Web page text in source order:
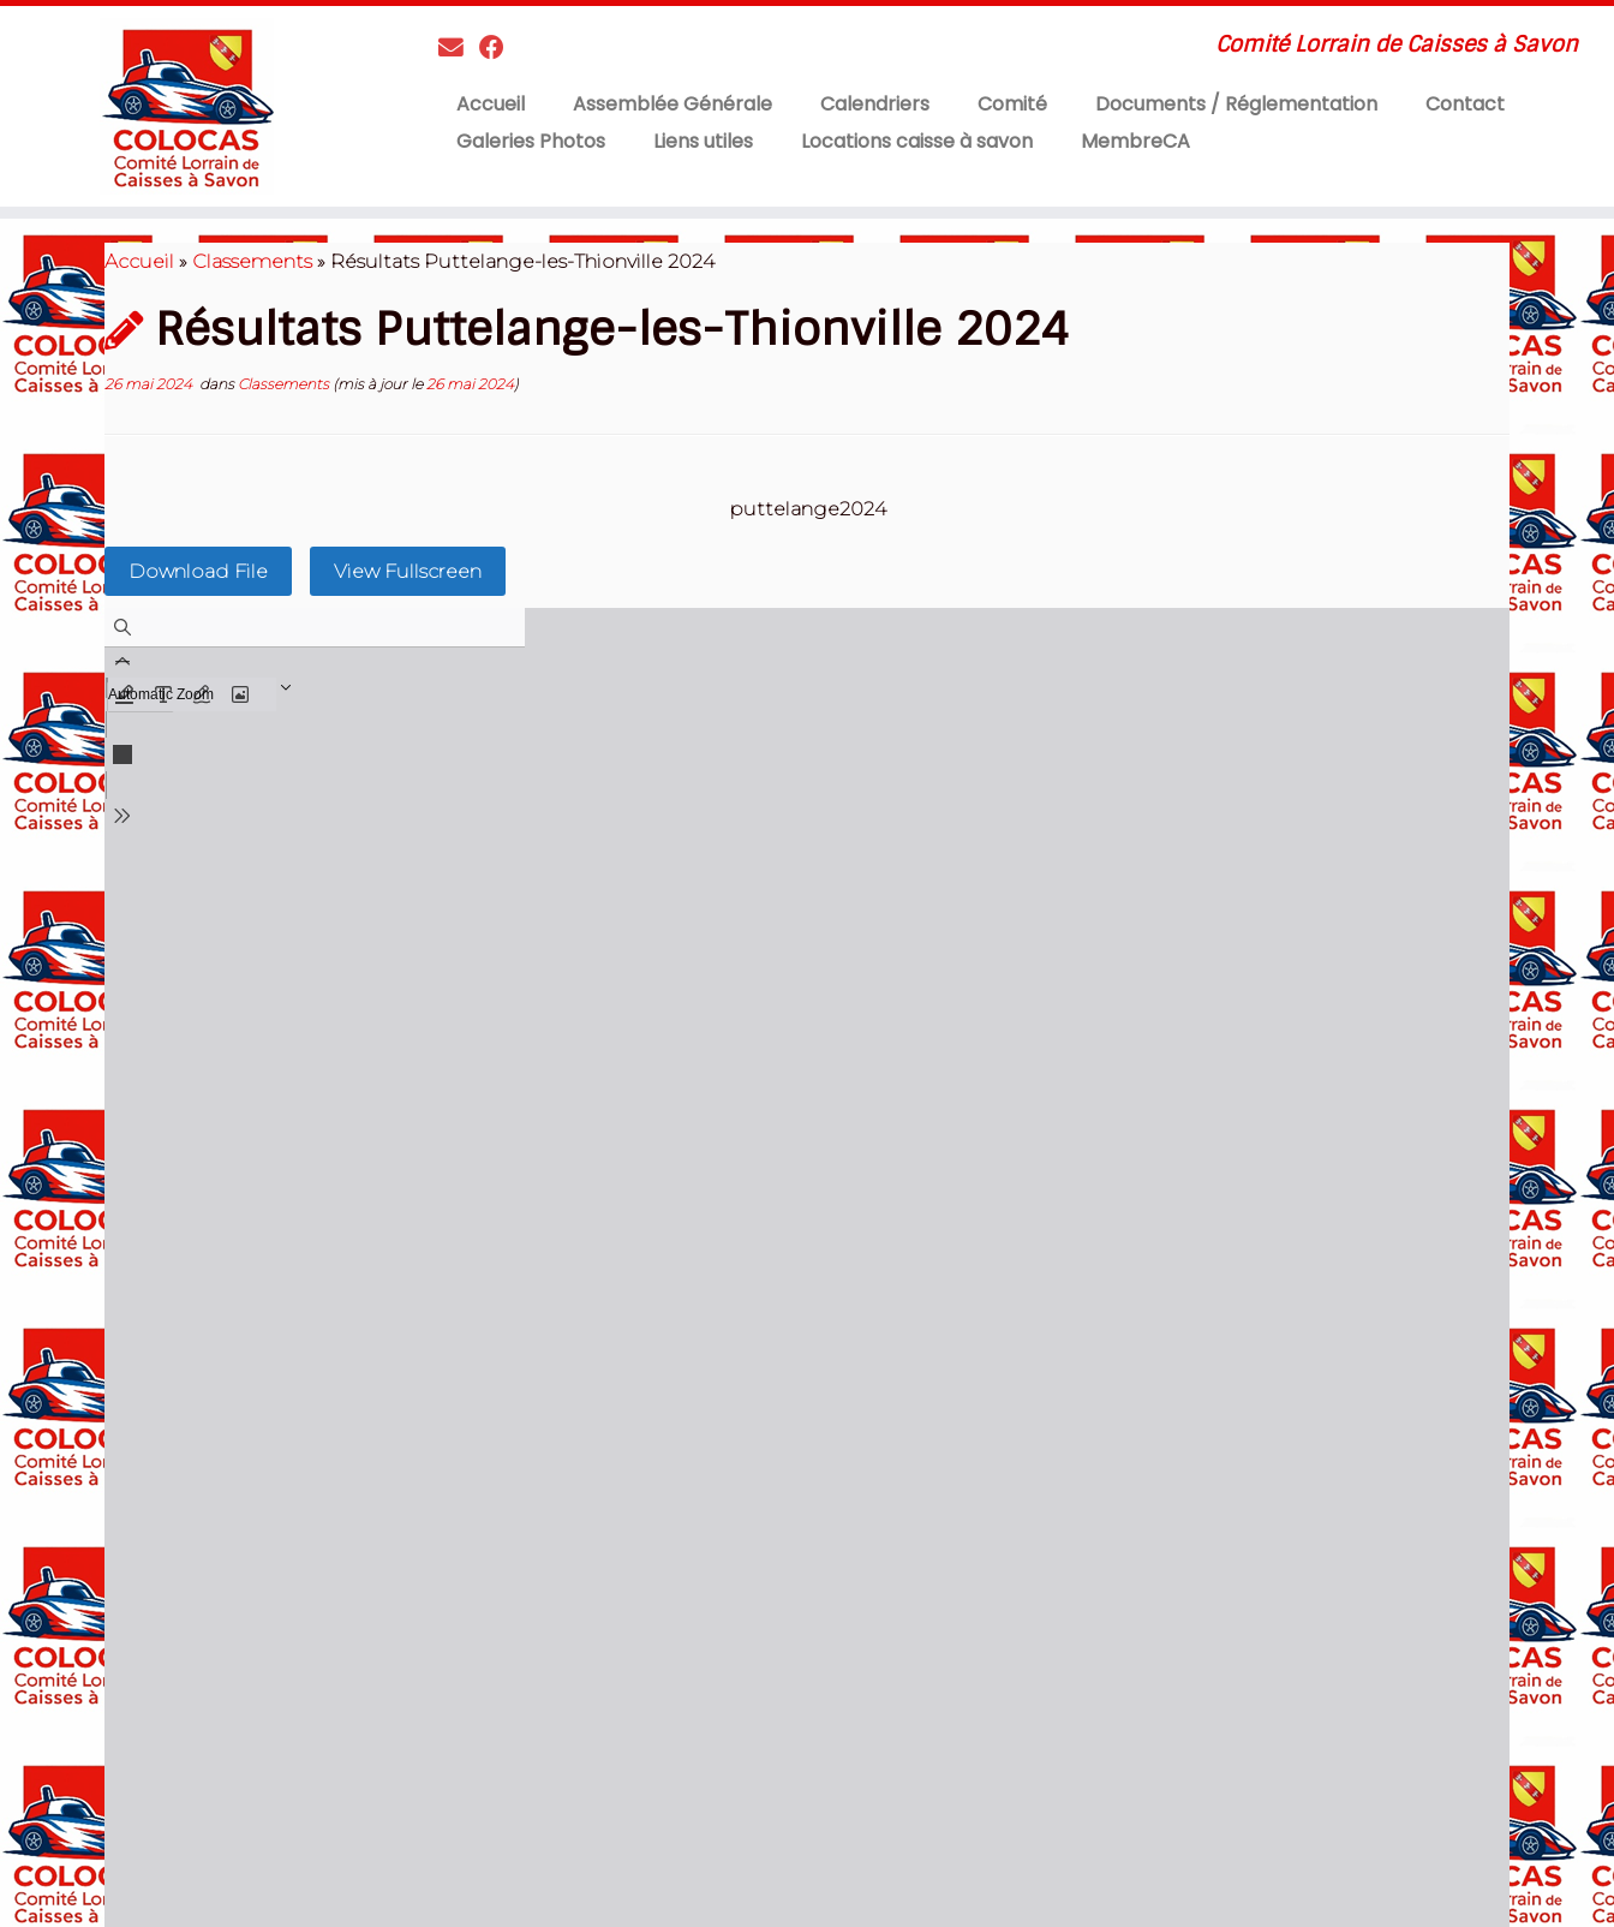
Skip
content
Comité Lorrain de Caisses à Savon
Accueil Assemblée Générale Calendriers Comité Documents / Réglementation
Contact
Galeries Photos
Liens utiles Locations caisse à savon MembreCA
Accueil » Classements » Résultats Puttelange-les-Thionville 2024
Résultats Puttelange-les-Thionville 2024
26 mai 2024dans Classements (mis à jour le26 mai 2024)
puttelange2024
Download File View Fullscreen